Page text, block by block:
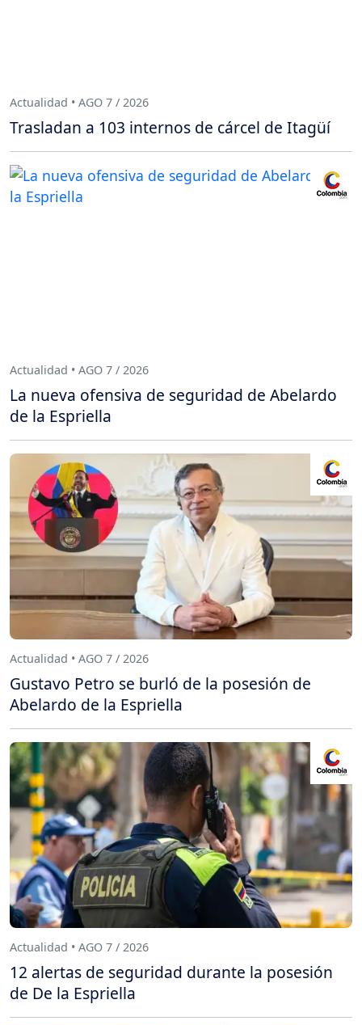
Actualidad • AGO 7 / 2026
Trasladan a 103 internos de cárcel de Itagüí
Actualidad • AGO 7 / 2026
La nueva ofensiva de seguridad de Abelardo
de la Espriella
Actualidad • AGO 7 / 2026
Gustavo Petro se burló de la posesión de
Abelardo de la Espriella
Actualidad • AGO 7 / 2026
12 alertas de seguridad durante la posesión
de De la Espriella